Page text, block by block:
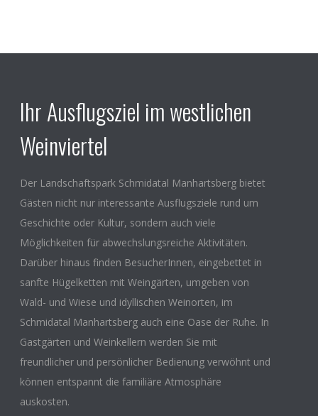
Ihr Ausflugsziel im westlichen
Weinviertel
Der Landschaftspark Schmidatal Manhartsberg bietet
Gästen nicht nur interessante Ausflugsziele rund um
Geschichte oder Kultur, sondern auch viele
Möglichkeiten für abwechslungsreiche Aktivitäten.
Darüber hinaus finden BesucherInnen, eingebettet in
sanfte Hügelketten mit Weingärten, umgeben von
Wald- und Wiese und idyllischen Weinorten, im
Schmidatal Manhartsberg auch eine Oase der Ruhe. In
Gastgärten und Weinkellern werden Sie mit
freundlicher und persönlicher Bedienung verwöhnt und
können entspannt die familiäre Atmosphäre
auskosten.